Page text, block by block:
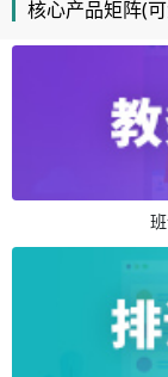
核心产品矩阵(